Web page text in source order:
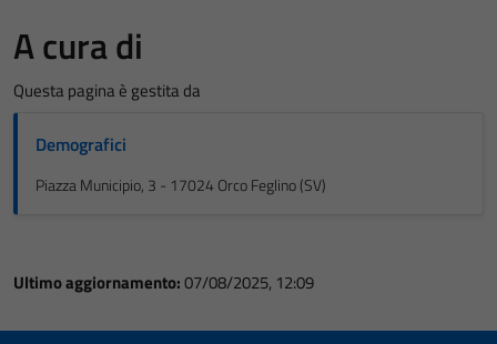
A cura di
Questa pagina è gestita da
Demografici
Piazza Municipio, 3 - 17024 Orco Feglino (SV)
Ultimo aggiornamento:07/08/2025, 12:09